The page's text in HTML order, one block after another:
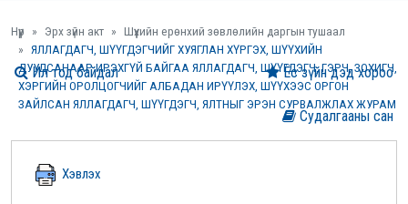
Нүүр Эрх зүйн акт
Шүүхийн ерөнхий зөвлөлийн даргын тушаал
ЯЛЛАГДАГЧ, ШҮҮГДЭГЧИЙГ ХУЯГЛАН ХҮРГЭХ, ШҮҮХИЙН
ДУУДСАНААР ИРЭХГҮЙ БАЙГАА ЯЛЛАГДАГЧ, ШҮҮГДЭГЧ, ГЭРЧ, ЗОХИГЧ,
ХЭРГИЙН ОРОЛЦОГЧИЙГ АЛБАДАН ИРҮҮЛЭХ, ШҮҮХЭЭС ОРГОН
ЗАЙЛСАН ЯЛЛАГДАГЧ, ШҮҮГДЭГЧ, ЯЛТНЫГ ЭРЭН СУРВАЛЖЛАХ ЖУРАМ
Хэвлэх
Судалгааны сан
Ёс зүйн дэд хороо
Ил тод байдал